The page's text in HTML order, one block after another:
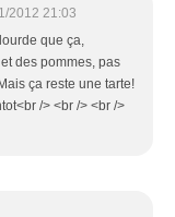
2012 21:03
que ça,
des pommes, pas
ça reste une tarte!
/> <br /> <br />